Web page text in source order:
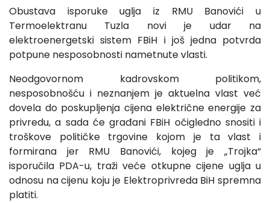
Obustava isporuke uglja iz RMU Banovići u
Termoelektranu Tuzla novi je udar na
elektroenergetski sistem FBiH i još jedna potvrda
potpune nesposobnosti nametnute vlasti.
Neodgovornom kadrovskom politikom,
nesposobnošću i neznanjem je aktuelna vlast već
dovela do poskupljenja cijena električne energije za
privredu, a sada će građani FBiH očigledno snositi i
troškove političke trgovine kojom je ta vlast i
formirana jer RMU Banovići, kojeg je „Trojka“
isporučila PDA-u, traži veće otkupne cijene uglja u
odnosu na cijenu koju je Elektroprivreda BiH spremna
platiti.